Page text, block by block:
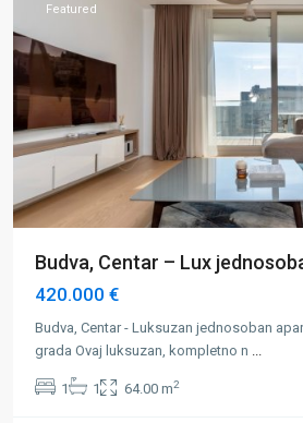
Featured
Budva, Centar – Lux
420.000 €
Budva, Centar - Luksuzan jednosoban
grada Ovaj luksuzan, kompletno n
1 1 64.00 m2